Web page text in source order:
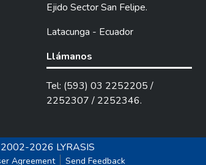
Ejido Sector San Felipe.
Latacunga - Ecuador
Llámanos
Tel: (593) 03 2252205 /
2252307 / 2252346.
2026 LYRASIS
Agreement Send Feedback